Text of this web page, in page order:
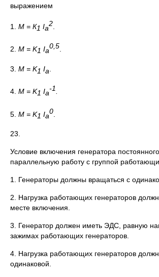
выражением
1. М = К1 Ia
2
2. M = K1 Ia
0,5
3. M = K1 Ia
4. M = K1 Ia
-1
5. M = K1 Ia
0
23.
Условие включения генератора
параллельную работу с группой
1. Генераторы должны вращаться с
2. Нагрузка работающих генераторов
месте включения.
3. Генератор должен иметь ЭДС, равную
зажимах работающих генераторов.
4. Нагрузка работающих генераторов
одинаковой.